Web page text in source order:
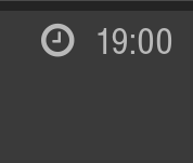
19:00